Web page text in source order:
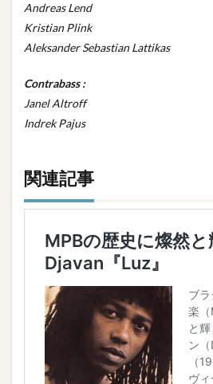
Andreas Lend
Kristian Plink
Aleksander Sebastian Lattikas
Contrabass :
Janel Altroff
Indrek Pajus
関連記事